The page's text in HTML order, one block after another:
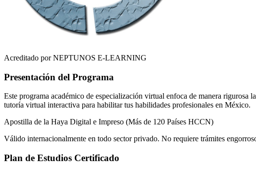
Acreditado por NEPTUNOS E-LEARNING
Presentación del Programa
Este programa académico de especialización virtual enfoca de manera rigurosa
tutoría virtual interactiva para habilitar tus habilidades profesionales en México.
Apostilla de la Haya Digital e Impreso (Más de 120 Países HCCN)
Válido internacionalmente en todo sector privado. No requiere trámites
Plan de Estudios Certificado